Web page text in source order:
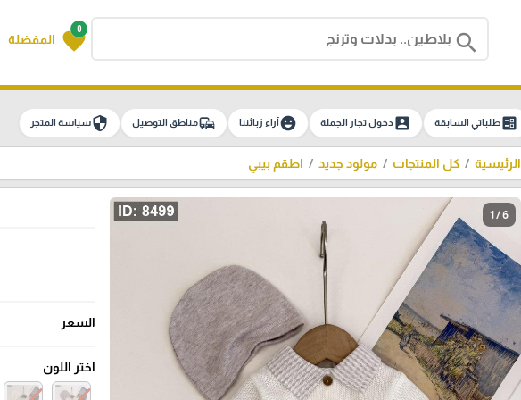
search
0
favorite المفضلة
ballotطلباتي السابقة account_boxدخول تجار الجملة emoji_emotionsآراء زبائننا commuteمناطق التوصيل securityسياسة المتجر
الرئيسية كل المنتجات مولود جديد اطقم بيبي
1 / 6
السعر
اختر اللون